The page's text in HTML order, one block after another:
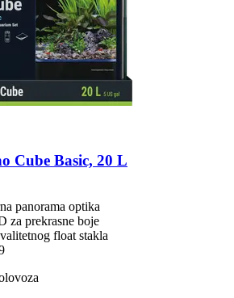
Cube Basic, 20 L
panorama optika
za prekrasne boje
float stakla